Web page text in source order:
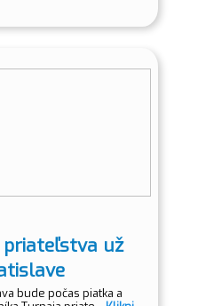
priateľstva už
bude počas piatka a